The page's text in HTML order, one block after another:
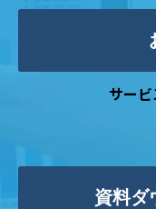
サー
資料ダ